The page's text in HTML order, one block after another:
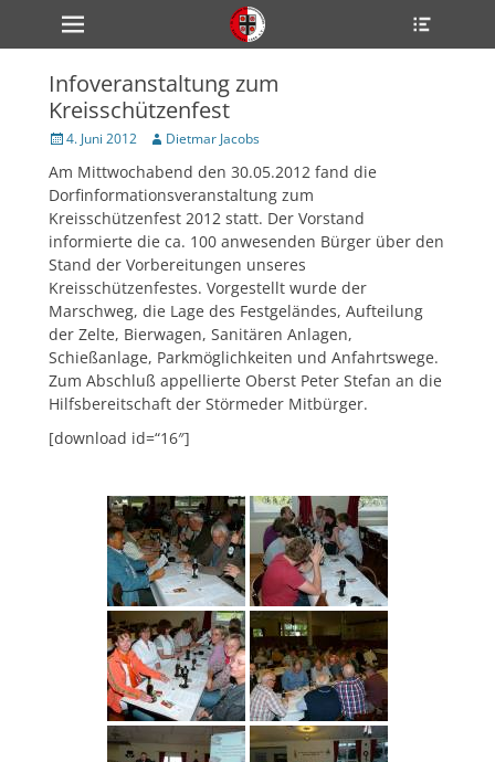
zum
Inhalt
Primärmenü
Infoveranstaltung zum
Kreisschützenfest
Veröffentlicht
4. Juni 2012 Author
Dietmar Jacobs
Am Mittwochabend den 30.05.2012 fand die
Dorfinformationsveranstaltung zum
Kreisschützenfest 2012 statt. Der Vorstand
informierte die ca. 100 anwesenden Bürger über den
Stand der Vorbereitungen unseres
Kreisschützenfestes. Vorgestellt wurde der
Marschweg, die Lage des Festgeländes, Aufteilung
der Zelte, Bierwagen, Sanitären Anlagen,
Schießanlage, Parkmöglichkeiten und Anfahrtswege.
Zum Abschluß appellierte Oberst Peter Stefan an die
Hilfsbereitschaft der Störmeder Mitbürger.
[download id=“16″]